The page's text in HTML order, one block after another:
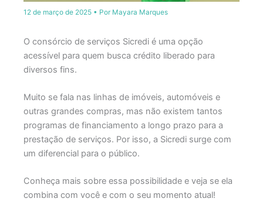
12 de março de 2025 • Por Mayara Marques
O consórcio de serviços Sicredi é uma opção
acessível para quem busca crédito liberado para
diversos fins.
Muito se fala nas linhas de imóveis, automóveis e
outras grandes compras, mas não existem tantos
programas de financiamento a longo prazo para a
prestação de serviços. Por isso, a Sicredi surge com
um diferencial para o público.
Conheça mais sobre essa possibilidade e veja se ela
combina com você e com o seu momento atual!